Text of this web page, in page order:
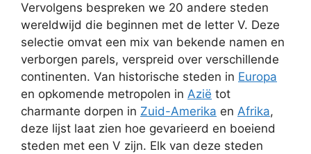
Vervolgens bespreken we 20 andere steden
wereldwijd die beginnen met de letter V. Deze
selectie omvat een mix van bekende namen en
verborgen parels, verspreid over verschillende
continenten. Van historische steden in Europa
en opkomende metropolen in Azië tot
charmante dorpen in Zuid-Amerika en Afrika,
deze lijst laat zien hoe gevarieerd en boeiend
steden met een V zijn. Elk van deze steden